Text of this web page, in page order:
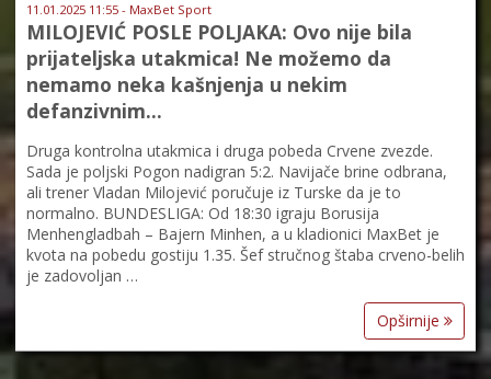
11.01.2025 11:55 - MaxBet Sport
MILOJEVIĆ POSLE POLJAKA: Ovo nije bila
prijateljska utakmica! Ne možemo da
nemamo neka kašnjenja u nekim
defanzivnim…
Druga kontrolna utakmica i druga pobeda Crvene zvezde.
Sada je poljski Pogon nadigran 5:2. Navijače brine odbrana,
ali trener Vladan Milojević poručuje iz Turske da je to
normalno. BUNDESLIGA: Od 18:30 igraju Borusija
Menhengladbah – Bajern Minhen, a u kladionici MaxBet je
kvota na pobedu gostiju 1.35. Šef stručnog štaba crveno-belih
je zadovoljan …
Opširnije